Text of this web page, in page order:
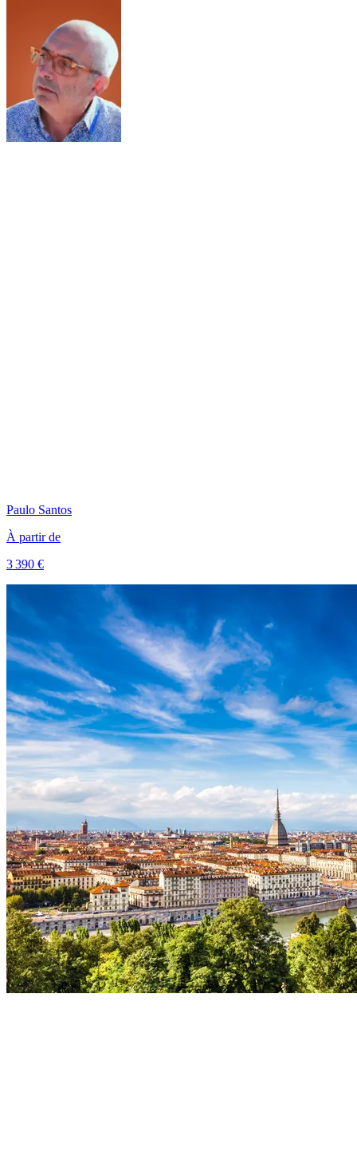
Paulo Santos
À partir de
3 390 €